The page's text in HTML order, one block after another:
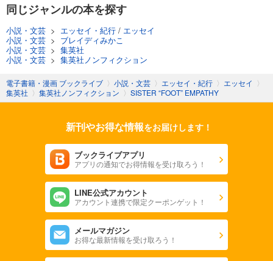
同じジャンルの本を探す
小説・文芸 > エッセイ・紀行 / エッセイ
小説・文芸 > ブレイディみかこ
小説・文芸 > 集英社
小説・文芸 > 集英社ノンフィクション
電子書籍・漫画 ブックライブ 〉 小説・文芸 〉 エッセイ・紀行 〉 エッセイ 〉
集英社 〉 集英社ノンフィクション 〉 SISTER “FOOT” EMPATHY
新刊やお得な情報をお届けします！
ブックライブアプリ
アプリの通知でお得情報を受け取ろう！
LINE公式アカウント
アカウント連携で限定クーポンゲット！
メールマガジン
お得な最新情報を受け取ろう！